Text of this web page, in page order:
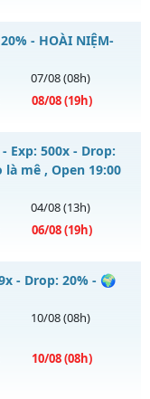
muhoalong.pro
13h ngày
- HOÀI NIỆM-
07/08(08h)
08/08(19h)
LORENCIAvào 19h
- Exp: 500x - Drop:
mê , Open 19:00
04/08(13h)
06/08(19h)
event cả ngày, vào
Long Kiếmvào 19h
- Drop: 20% - 🌍
10/08(08h)
10/08(08h)